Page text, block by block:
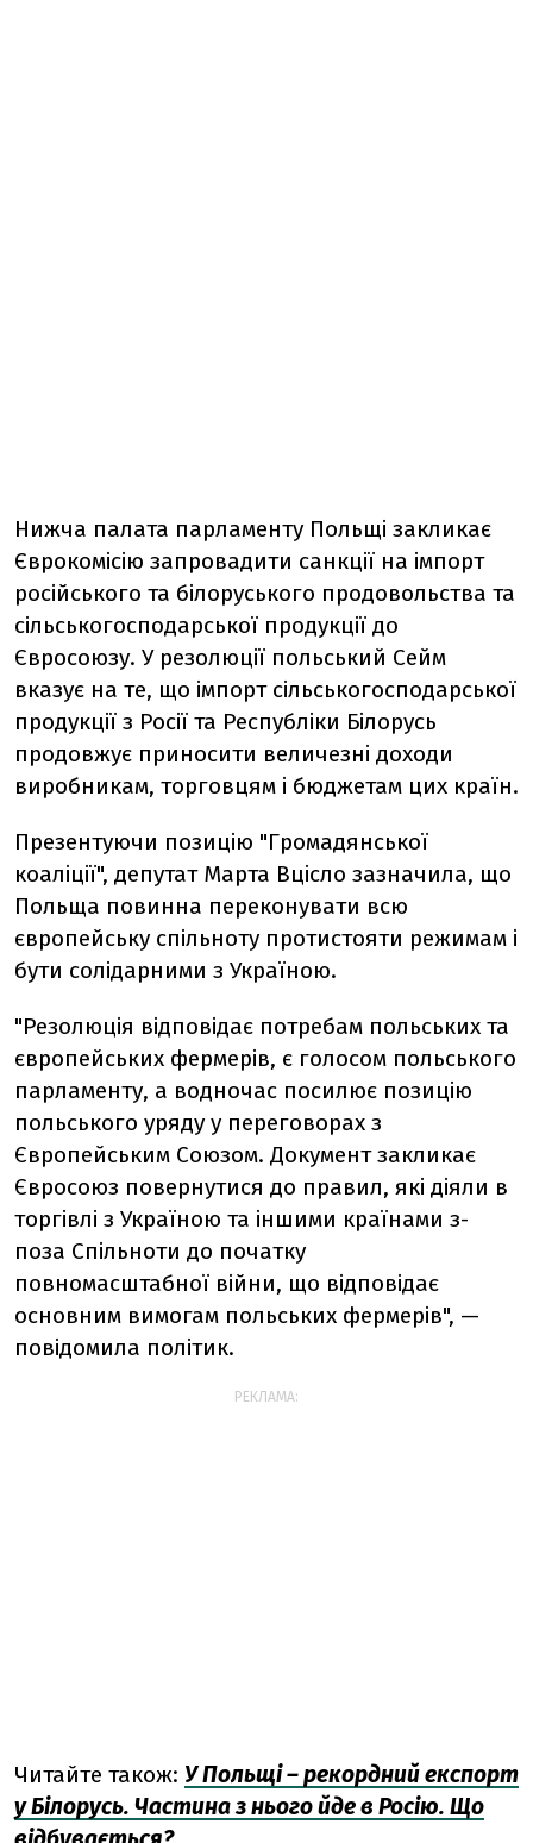
Нижча палата парламенту Польщі закликає
Єврокомісію запровадити санкції на імпорт
російського та білоруського продовольства та
сільськогосподарської продукції до
Євросоюзу. У резолюції польський Сейм
вказує на те, що імпорт сільськогосподарської
продукції з Росії та Республіки Білорусь
продовжує приносити величезні доходи
виробникам, торговцям і бюджетам цих країн.
Презентуючи позицію "Громадянської
коаліції", депутат Марта Вцісло зазначила, що
Польща повинна переконувати всю
європейську спільноту протистояти режимам і
бути солідарними з Україною.
"Резолюція відповідає потребам польських та
європейських фермерів, є голосом польського
парламенту, а водночас посилює позицію
польського уряду у переговорах з
Європейським Союзом. Документ закликає
Євросоюз повернутися до правил, які діяли в
торгівлі з Україною та іншими країнами з-
поза Спільноти до початку
повномасштабної війни, що відповідає
основним вимогам польських фермерів", —
повідомила політик.
РЕКЛАМА:
Читайте також: У Польщі – рекордний експорт
у Білорусь. Частина з нього йде в Росію. Що